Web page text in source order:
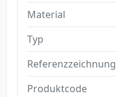
Material
Typ
Referenzzeichnung
Produktcode